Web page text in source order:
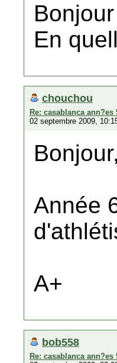
En
chouchou
Re: casablanca ann?es
02 septembre 2009,
Bonjour,
Année
A+
bob558
Re: casablanca ann?es